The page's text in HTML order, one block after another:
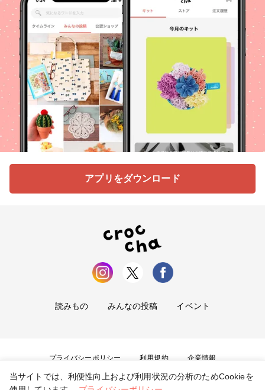
アプリをダウンロード
読みもの みんなの投稿 イベント
プライバシーポリシー 利用規約 企業情報
お問い合わせ
当サイトでは、利便性向上および利用状況の分析のためCookieを